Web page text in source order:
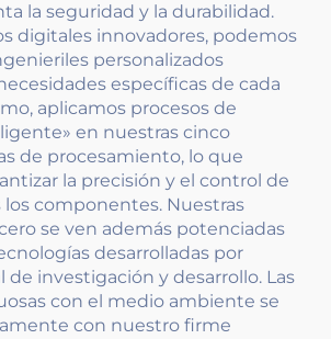
la seguridad y la durabilidad.
digitales innovadores, podemos
personalizados
específicas de cada
aplicamos procesos de
en nuestras cinco
de procesamiento, lo que
la precisión y el control de
componentes. Nuestras
se ven además potenciadas
desarrolladas por
de investigación y desarrollo. Las
con el medio ambiente se
con nuestro firme